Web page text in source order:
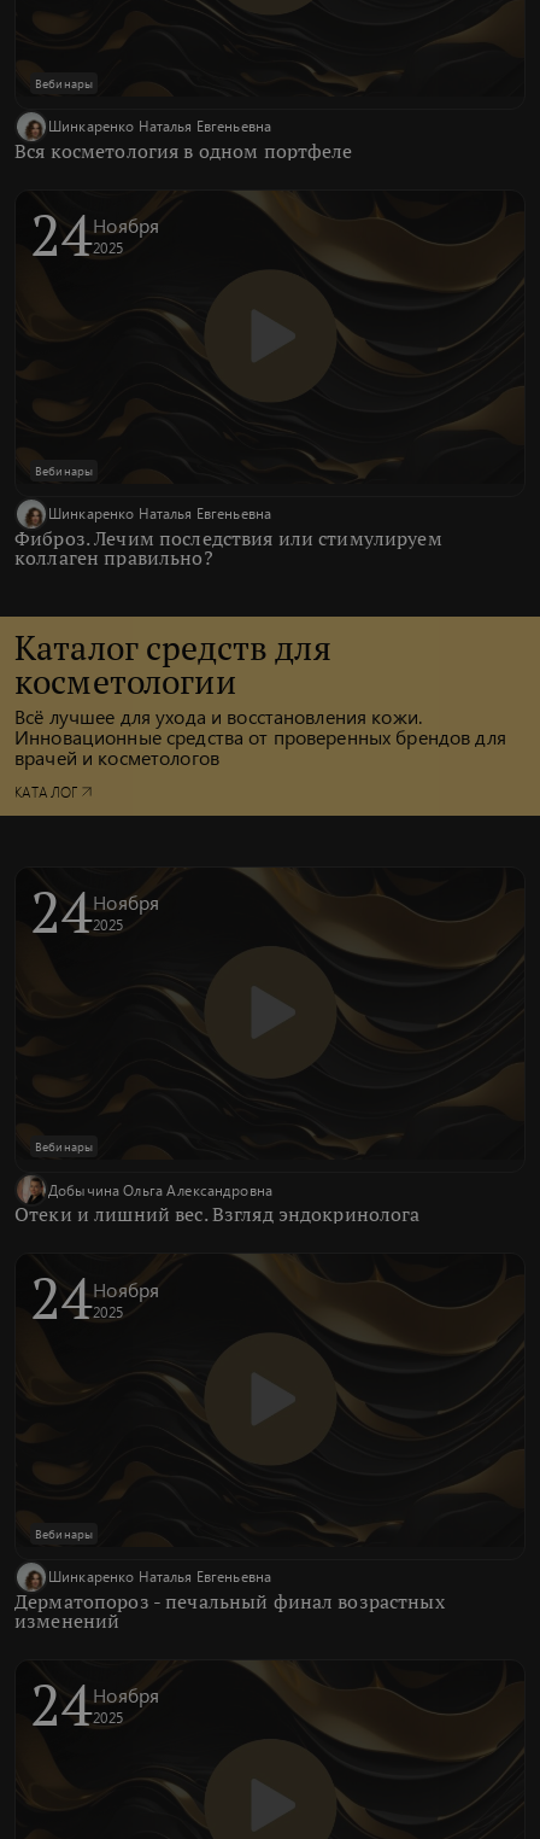
Вебинары
Шинкаренко Наталья Евгеньевна
Вся косметология в одном портфеле
24Ноября
2025
Вебинары
Шинкаренко Наталья Евгеньевна
Фиброз. Лечим последствия или стимулируем
коллаген правильно?
24Ноября
2025
Вебинары
Добычина Ольга Александровна
Отеки и лишний вес. Взгляд эндокринолога
24Ноября
2025
Вебинары
Шинкаренко Наталья Евгеньевна
Дерматопороз - печальный финал возрастных
изменений
24Ноября
2025
Каталог средств для
косметологии
Всё лучшее для ухода и восстановления кожи.
Инновационные средства от проверенных брендов для
врачей и косметологов
КАТАЛОГ